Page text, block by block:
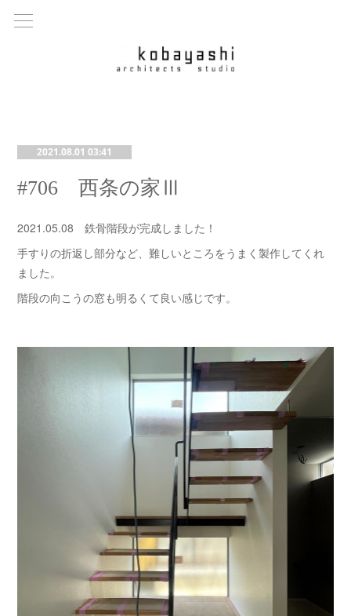
2021.08.01 03:41
#706 西条の家Ⅲ
2021.05.08 鉄骨階段が完成しました！
手すりの折返し部分など、難しいところをうまく製作してくれ
ました。
階段の向こうの窓も明るくて良い感じです。